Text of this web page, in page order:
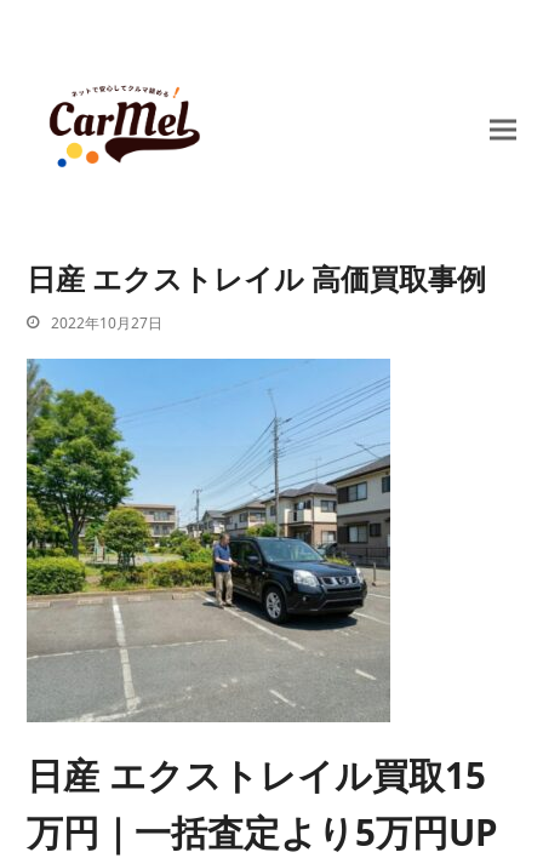
日産 エクストレイル 高価買取事例
2022年10月27日
日産 エクストレイル買取15
万円｜一括査定より5万円UP